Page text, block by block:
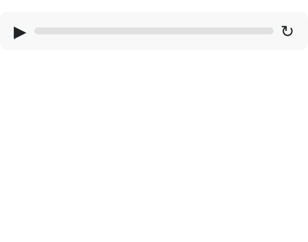
▶ ↻